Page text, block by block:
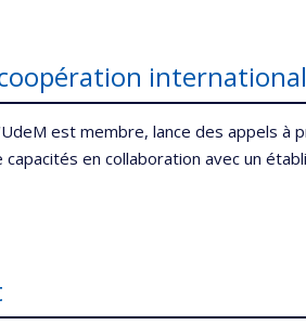
est membre, lance des appels à
en collaboration avec un